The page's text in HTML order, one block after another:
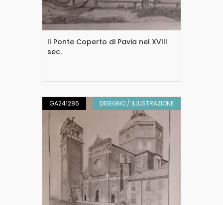
Il Ponte Coperto di Pavia nel XVIII
sec.
GA241286 DISEGNO / ILLUSTRAZIONE